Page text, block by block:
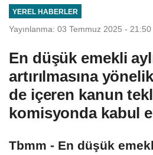
YEREL HABERLER
Yayınlanma: 03 Temmuz 2025 - 21:50
En düşük emekli
artırılmasına
de içeren kanun
komisyonda kabul
Tbmm - En düşük